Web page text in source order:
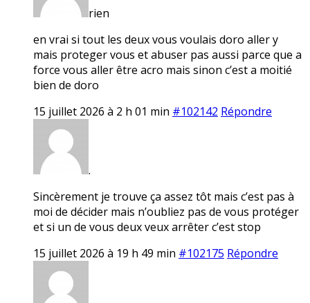
rien
en vrai si tout les deux vous voulais doro aller y
mais proteger vous et abuser pas aussi parce que a
force vous aller être acro mais sinon c’est a moitié
bien de doro
15 juillet 2026 à 2 h 01 min #102142 Répondre
.
Sincèrement je trouve ça assez tôt mais c’est pas à
moi de décider mais n’oubliez pas de vous protéger
et si un de vous deux veux arrêter c’est stop
15 juillet 2026 à 19 h 49 min #102175 Répondre